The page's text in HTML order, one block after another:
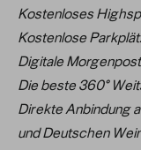
Kostenloses
Kostenlose
Digitale
Die beste 360°
Direkte Anbindung
und Deutschen